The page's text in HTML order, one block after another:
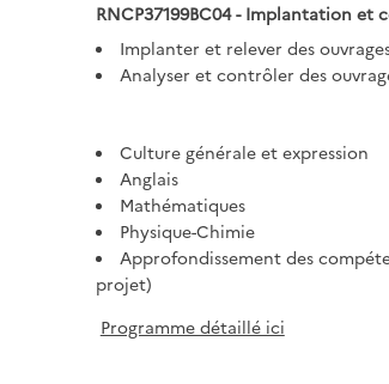
RNCP37199BC04 - Implantation et
Implanter et relever des
Analyser et contrôler des
Culture générale et expression
Anglais
Mathématiques
Physique-Chimie
Approfondissement des
projet)
Programme détaillé ici